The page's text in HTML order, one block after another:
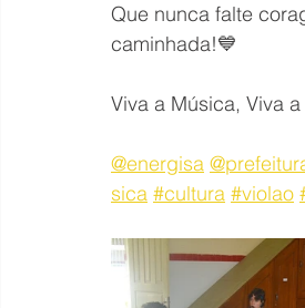
Que nunca falte
caminhada!💙
Viva a Música, Viva
@energisa
sica #cultura #violao